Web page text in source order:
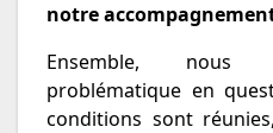
notre
Ensemble, nous
problématique en
conditions sont